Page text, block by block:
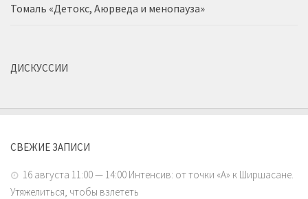
Томаль «Детокс, Аюрведа и менопауза»
ДИСКУССИИ
СВЕЖИЕ ЗАПИСИ
16 августа 11:00 — 14:00 Интенсив: от точки «А» к Ширшасане.
Утяжелиться, чтобы взлететь